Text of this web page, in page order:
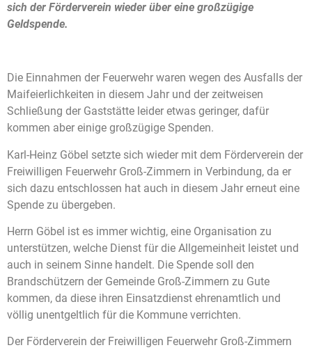
sich der Förderverein wieder über eine großzügige
Geldspende.
Die Einnahmen der Feuerwehr waren wegen des Ausfalls der
Maifeierlichkeiten in diesem Jahr und der zeitweisen
Schließung der Gaststätte leider etwas geringer, dafür
kommen aber einige großzügige Spenden.
Karl-Heinz Göbel setzte sich wieder mit dem Förderverein der
Freiwilligen Feuerwehr Groß-Zimmern in Verbindung, da er
sich dazu entschlossen hat auch in diesem Jahr erneut eine
Spende zu übergeben.
Herrn Göbel ist es immer wichtig, eine Organisation zu
unterstützen, welche Dienst für die Allgemeinheit leistet und
auch in seinem Sinne handelt. Die Spende soll den
Brandschützern der Gemeinde Groß-Zimmern zu Gute
kommen, da diese ihren Einsatzdienst ehrenamtlich und
völlig unentgeltlich für die Kommune verrichten.
Der Förderverein der Freiwilligen Feuerwehr Groß-Zimmern